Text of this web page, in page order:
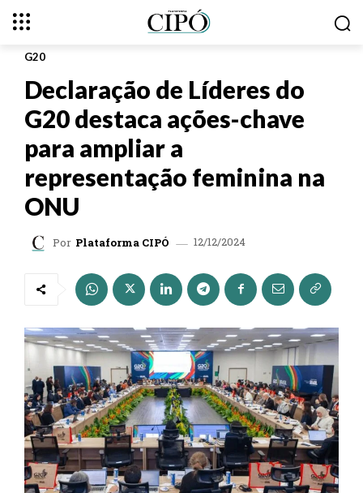
G20
Declaração de Líderes do
G20 destaca ações-chave
para ampliar a
representação feminina na
ONU
Por Plataforma CIPÓ 12/12/2024